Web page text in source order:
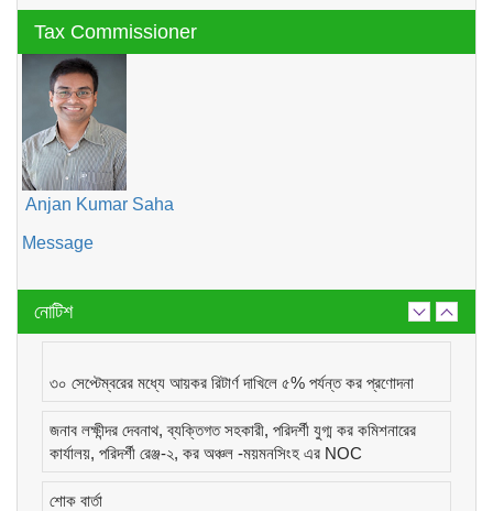
Tax Commissioner
Anjan Kumar Saha
Message
নোটিশ
৩০ সেপ্টেম্বরের মধ্যে আয়কর রিটার্ণ দাখিলে ৫% পর্যন্ত কর প্রণোদনা
জনাব লক্ষীন্দর দেবনাথ, ব্যক্তিগত সহকারী, পরিদর্শী যুগ্ম কর কমিশনারের
কার্যালয়, পরিদর্শী রেঞ্জ-২, কর অঞ্চল -ময়মনসিংহ এর NOC
শোক বার্তা